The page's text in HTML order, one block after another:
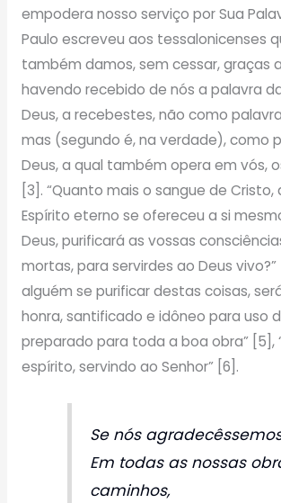
empodera nosso serviço por Sua
Paulo escreveu aos tessalonicenses
também damos, sem cessar, graças
havendo recebido de nós a palavra
Deus, a recebestes, não como
mas (segundo é, na verdade), como
Deus, a qual também opera em vós,
[3]. “Quanto mais o sangue de Cristo,
Espírito eterno se ofereceu a si
Deus, purificará as vossas
mortas, para servirdes ao Deus vivo?”
alguém se purificar destas coisas,
honra, santificado e idôneo para uso
preparado para toda a boa obra” [5],
espírito, servindo ao Senhor” [6].
Se nós
Em todas as nossas
caminhos,